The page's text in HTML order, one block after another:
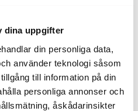
dina uppgifter
din personliga data,
använder teknologi såsom
till information på din
personliga annonser och
åskådarinsikter